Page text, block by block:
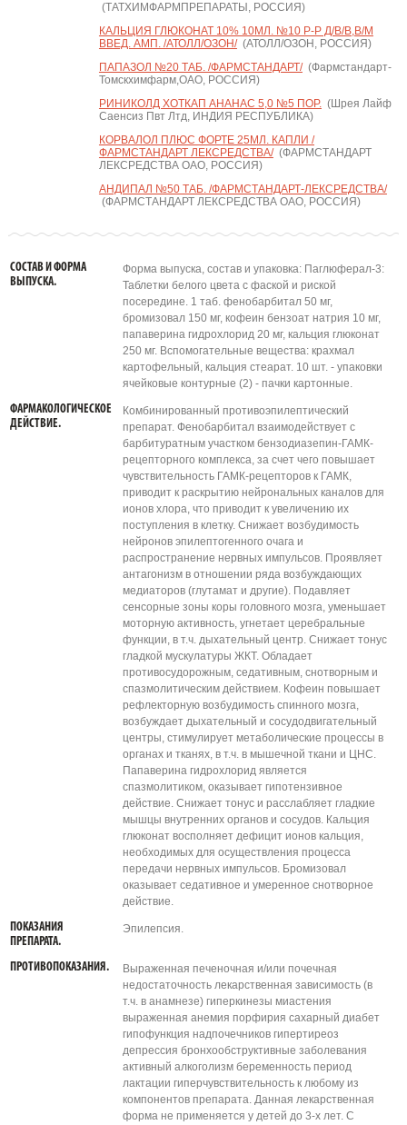
(ТАТХИМФАРМПРЕПАРАТЫ, РОССИЯ)
КАЛЬЦИЯ ГЛЮКОНАТ 10% 10МЛ. №10 Р-Р Д/В/В,В/М
ВВЕД. АМП. /АТОЛЛ/ОЗОН/(АТОЛЛ/ОЗОН, РОССИЯ)
ПАПАЗОЛ №20 ТАБ. /ФАРМСТАНДАРТ/(Фармстандарт-
Томскхимфарм,ОАО, РОССИЯ)
РИНИКОЛД ХОТКАП АНАНАС 5,0 №5 ПОР.(Шрея Лайф
Саенсиз Пвт Лтд, ИНДИЯ РЕСПУБЛИКА)
КОРВАЛОЛ ПЛЮС ФОРТЕ 25МЛ. КАПЛИ /
ФАРМСТАНДАРТ ЛЕКСРЕДСТВА/(ФАРМСТАНДАРТ
ЛЕКСРЕДСТВА ОАО, РОССИЯ)
АНДИПАЛ №50 ТАБ. /ФАРМСТАНДАРТ-ЛЕКСРЕДСТВА/
(ФАРМСТАНДАРТ ЛЕКСРЕДСТВА ОАО, РОССИЯ)
СОСТАВ И ФОРМА
ВЫПУСКА.
Форма выпуска, состав и упаковка: Паглюферал-3:
Таблетки белого цвета с фаской и риской
посередине. 1 таб. фенобарбитал 50 мг,
бромизовал 150 мг, кофеин бензоат натрия 10 мг,
папаверина гидрохлорид 20 мг, кальция глюконат
250 мг. Вспомогательные вещества: крахмал
картофельный, кальция стеарат. 10 шт. - упаковки
ячейковые контурные (2) - пачки картонные.
ФАРМАКОЛОГИЧЕСКОЕ
ДЕЙСТВИЕ.
Комбинированный противоэпилептический
препарат. Фенобарбитал взаимодействует с
барбитуратным участком бензодиазепин-ГАМК-
рецепторного комплекса, за счет чего повышает
чувствительность ГАМК-рецепторов к ГАМК,
приводит к раскрытию нейрональных каналов для
ионов хлора, что приводит к увеличению их
поступления в клетку. Снижает возбудимость
нейронов эпилептогенного очага и
распространение нервных импульсов. Проявляет
антагонизм в отношении ряда возбуждающих
медиаторов (глутамат и другие). Подавляет
сенсорные зоны коры головного мозга, уменьшает
моторную активность, угнетает церебральные
функции, в т.ч. дыхательный центр. Снижает тонус
гладкой мускулатуры ЖКТ. Обладает
противосудорожным, седативным, снотворным и
спазмолитическим действием. Кофеин повышает
рефлекторную возбудимость спинного мозга,
возбуждает дыхательный и сосудодвигательный
центры, стимулирует метаболические процессы в
органах и тканях, в т.ч. в мышечной ткани и ЦНС.
Папаверина гидрохлорид является
спазмолитиком, оказывает гипотензивное
действие. Снижает тонус и расслабляет гладкие
мышцы внутренних органов и сосудов. Кальция
глюконат восполняет дефицит ионов кальция,
необходимых для осуществления процесса
передачи нервных импульсов. Бромизовал
оказывает седативное и умеренное снотворное
действие.
ПОКАЗАНИЯ
ПРЕПАРАТА.
Эпилепсия.
ПРОТИВОПОКАЗАНИЯ.
Выраженная печеночная и/или почечная
недостаточность лекарственная зависимость (в
т.ч. в анамнезе) гиперкинезы миастения
выраженная анемия порфирия сахарный диабет
гипофункция надпочечников гипертиреоз
депрессия бронхообструктивные заболевания
активный алкоголизм беременность период
лактации гиперчувствительность к любому из
компонентов препарата. Данная лекарственная
форма не применяется у детей до 3-х лет. С